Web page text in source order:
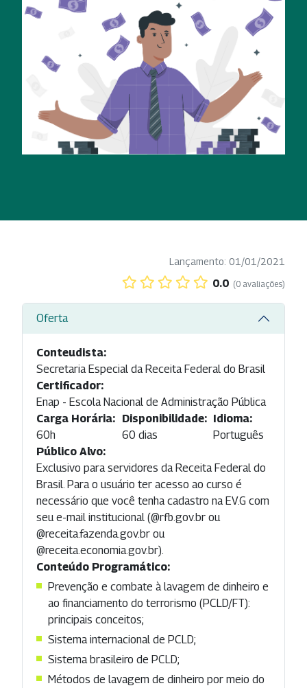
Lançamento: 01/01/2021
0.0 (0 avaliações)
Oferta
Conteudista:
Secretaria Especial da Receita Federal do Brasil
Certificador:
Enap - Escola Nacional de Administração Pública
Carga Horária:
60h
Disponibilidade:
60 dias
Idioma:
Português
Público Alvo:
Exclusivo para servidores da Receita Federal do
Brasil. Para o usuário ter acesso ao curso é
necessário que você tenha cadastro na EV.G com
seu e-mail institucional (@rfb.gov.br ou
@receita.fazenda.gov.br ou
@receita.economia.gov.br).
Conteúdo Programático:
Prevenção e combate à lavagem de dinheiro e
ao financiamento do terrorismo (PCLD/FT):
principais conceitos;
Sistema internacional de PCLD;
Sistema brasileiro de PCLD;
Métodos de lavagem de dinheiro por meio do